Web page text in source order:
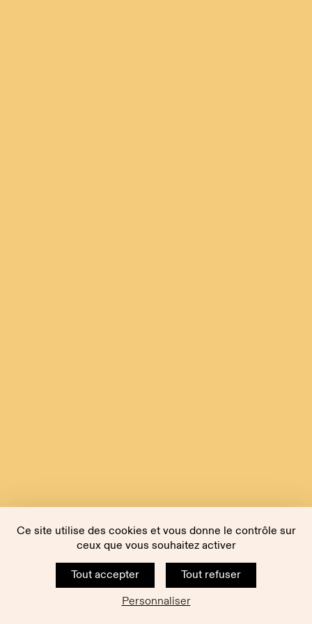
Ce site utilise des cookies et vous donne le contrôle sur
ceux que vous souhaitez activer
Tout accepter
Tout refuser
Personnaliser